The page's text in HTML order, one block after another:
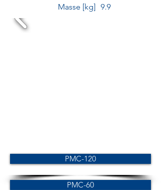
Masse [kg] 9.9
PMC-120
PMC-60